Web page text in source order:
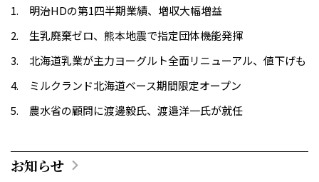
明治HDの第1四半期業績、増収大幅増益
生乳廃棄ゼロ、熊本地震で指定団体機能発揮
北海道乳業が主力ヨーグルト全面リニューアル、値下げも
ミルクランド北海道ベース期間限定オープン
農水省の顧問に渡邊毅氏、渡邉洋一氏が就任
お知らせ